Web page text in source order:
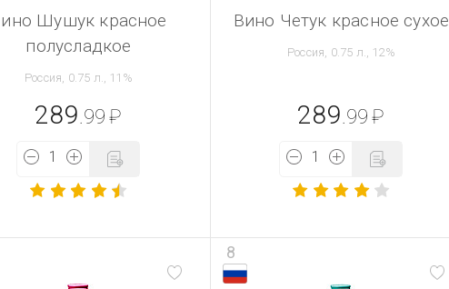
Шушук красное
полусладкое
Россия, 0.75 л., 11%
289 .99 ₽
Вино Четук красное сухое
Россия, 0.75 л., 12%
289 .99 ₽
8